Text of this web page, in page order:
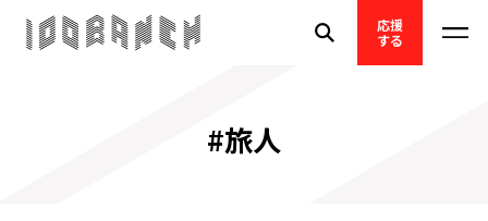
応援
する
#旅人